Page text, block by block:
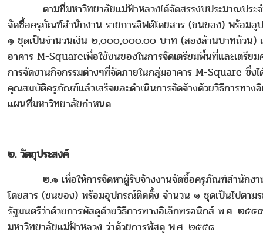
ตามที่มหาวิทยาลัยแม่ฟ้าหลวงได้จัดสรรงบประมาณประ
จัดซื้อครุภัณฑ์สำนักงาน รายการลิฟต์โดยสาร (ขนของ) พร้อม
๑ ชุดเป็นจำนวนเงิน ๒,๐๐๐,๐๐๐.๐๐ บาท (สองล้านบาทถ้วน)
อาคาร M-Squareเพื่อใช้ขนของในการจัดเตรียมพื้นที่และเตรีย
การจัดงานกิจกรรมต่างๆที่จัดภายในกลุ่มอาคาร M-Square ซึ่ง
คุณสมบัติครุภัณฑ์แล้วเสร็จและดำเนินการจัดจ้างด้วยวิธีการทาง
แผนที่มหาวิทยาลัยกำหนด
๒. วัตถุประสงค์
๒.๑ เพื่อให้การจัดหาผู้รับจ้างงานจัดซื้อครุภัณฑ์สำนักงา
โดยสาร (ขนของ) พร้อมอุปกรณ์ติดตั้ง จำนวน ๑ ชุดเป็นไปตาม
รัฐมนตรีว่าด้วยการพัสดุด้วยวิธีการทางอิเล็กทรอนิกส์ พ.ศ. ๒๕๔
มหาวิทยาลัยแม่ฟ้าหลวง ว่าด้วยการพัสดุ พ.ศ. ๒๕๕๘